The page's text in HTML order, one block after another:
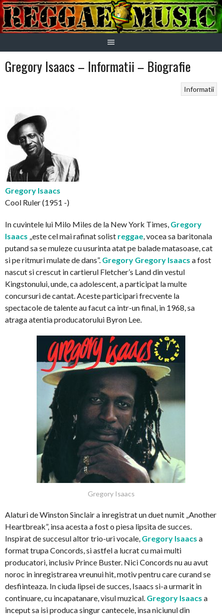
Skip
to
content
Gregory Isaacs – Informatii – Biografie
Informatii
Gregory Isaacs
Cool Ruler (1951 -)
In cuvintele lui Milo Miles de la New York Times, Gregory
Isaacs „este cel mai rafinat solist reggae , vocea sa baritonala
putand sa se muleze cu usurinta atat pe balade matasoase, cat
si pe ritmuri mulate de dans”. Gregory Gregory Isaacs a fost
nascut si crescut in cartierul Fletcher’s Land din vestul
Kingstonului, unde, ca adolescent, a participat la multe
concursuri de cantat. Aceste participari frecvente la
spectacole de talente au facut ca intr-un final, in 1968, sa
atraga atentia producatorului Byron Lee.
Gregory Isaacs
Alaturi de Winston Sinclair a inregistrat un duet numit „Another
Heartbreak”, insa acesta a fost o piesa lipsita de succes.
Inspirat de succesul altor trio-uri vocale, Gregory Isaacs a
format trupa Concords, si astfel a lucrat cu mai multi
producatori, inclusiv Prince Buster. Nici Concords nu au avut
noroc in inregistrarea vreunui hit, motiv pentru care curand se
desfiinteaza. In ciuda lipsei de succes, Isaacs si-a urmarit in
continuare, cu incapatanare, visul muzical. Gregory Isaacs a
inceput sa isi produca singur cantecele, insa niciunul din